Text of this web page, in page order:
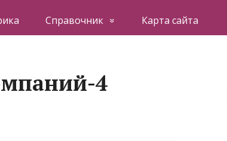
Справочник Карта сайта
4